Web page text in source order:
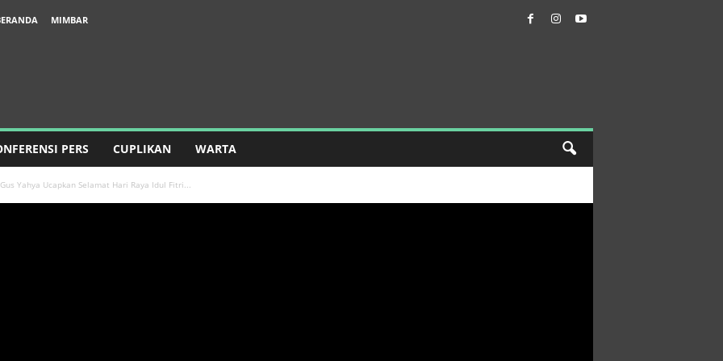
MIMBAR
PERS CUPLIKAN WARTA
Yahya Ucapkan Selamat Hari Raya Idul Fitri...